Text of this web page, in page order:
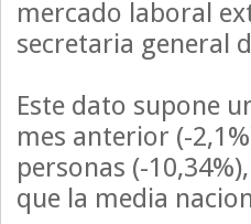
mercado laboral
secretaria general
Este dato supone
mes anterior (-
personas (-
que la media